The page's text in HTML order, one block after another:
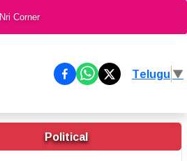
Nri Corner
Telugu▼
Political